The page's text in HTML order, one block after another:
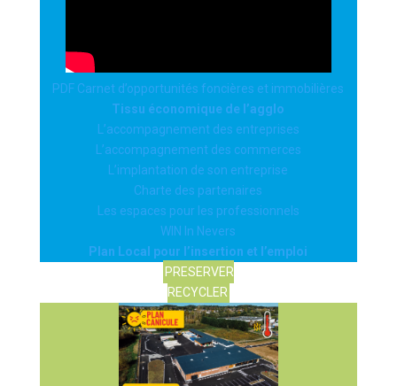
PDF Carnet d’opportunités foncières et immobilières
Tissu économique de l’agglo
L’accompagnement des entreprises
L’accompagnement des commerces
L’implantation de son entreprise
Charte des partenaires
Les espaces pour les professionnels
WIN In Nevers
Plan Local pour l’insertion et l’emploi
PRESERVER
RECYCLER